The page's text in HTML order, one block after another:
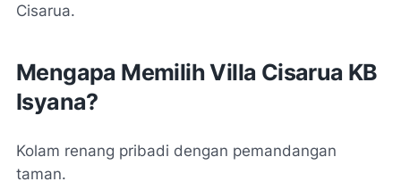
Cisarua.
Mengapa Memilih Villa Cisarua KB
Isyana?
Kolam renang pribadi dengan pemandangan
taman.